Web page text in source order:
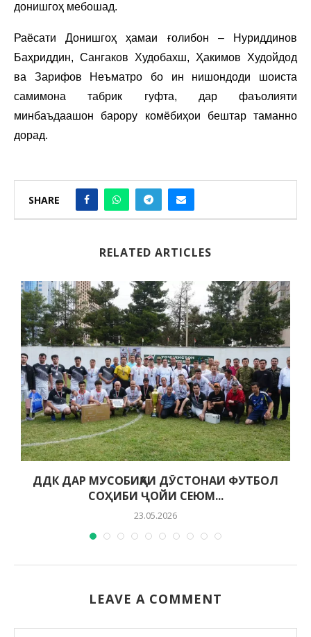
донишгоҳ мебошад.
Раёсати Донишгоҳ ҳамаи ғолибон – Нуриддинов
Баҳриддин, Сангаков Худобахш, Ҳакимов Худойдод
ва Зарифов Неъматро бо ин нишондоди шоиста
самимона табрик гуфта, дар фаъолияти
минбаъдаашон барору комёбиҳои бештар таманно
дорад.
SHARE
RELATED ARTICLES
ДДК ДАР МУСОБИҚАИ ДӮСТОНАИ ФУТБОЛ
СОҲИБИ ҶОЙИ СЕЮМ...
23.05.2026
LEAVE A COMMENT